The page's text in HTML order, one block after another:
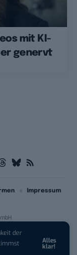
der
Alles
klar!
mit KI-
genervt
Impressum